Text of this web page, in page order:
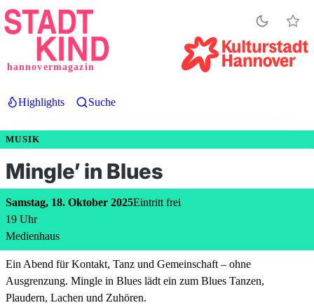
Direkt
zum
hannovermagazin
Highlights Suche
MUSIK
Mingle’ in Blues
Samstag, 18. Oktober 2025
19 Uhr
Medienhaus
Eintritt frei
Ein Abend für Kontakt, Tanz und Gemeinschaft – ohne
Ausgrenzung. Mingle in Blues lädt ein zum Blues Tanzen,
Plaudern, Lachen und Zuhören.